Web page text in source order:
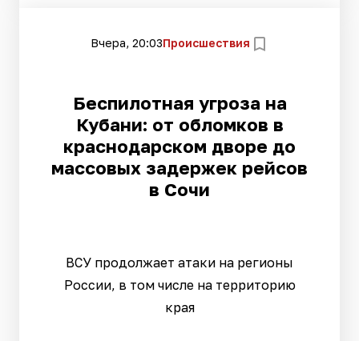
Вчера, 20:03Происшествия
Беспилотная угроза на
Кубани: от обломков в
краснодарском дворе до
массовых задержек рейсов
в Сочи
ВСУ продолжает атаки на регионы
России, в том числе на территорию
края